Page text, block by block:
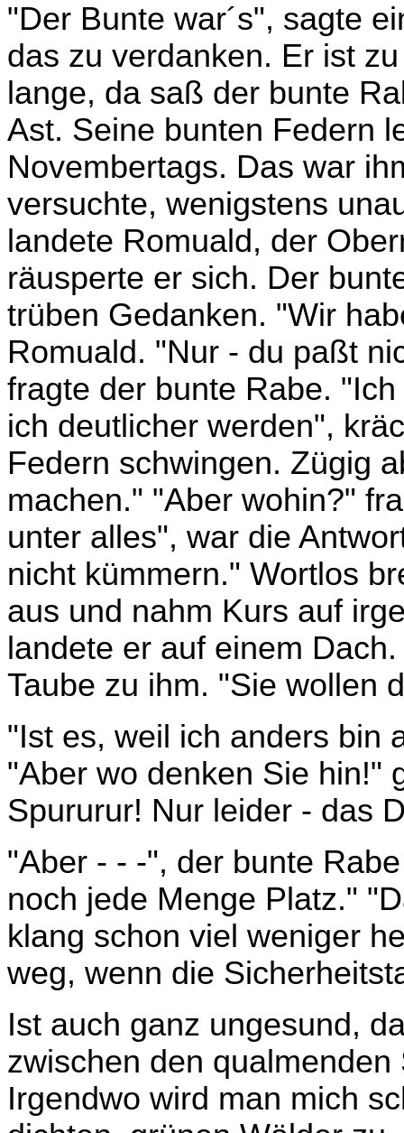
"Der Bunte war´s", sagte
das zu verdanken. Er ist
lange, da saß der bunte
Ast. Seine bunten Federn
Novembertags. Das war
versuchte, wenigstens
landete Romuald, der
räusperte er sich. Der
trüben Gedanken. "Wir
Romuald. "Nur - du paßt
fragte der bunte Rabe.
ich deutlicher werden",
Federn schwingen. Zügig
machen." "Aber wohin?"
unter alles", war die
nicht kümmern." Wortlos
aus und nahm Kurs auf
landete er auf einem
Taube zu ihm. "Sie wollen
"Ist es, weil ich anders bin
"Aber wo denken Sie hin!"
Spururur! Nur leider - das
"Aber - - -", der bunte
noch jede Menge Platz."
klang schon viel weniger
weg, wenn die
Ist auch ganz ungesund,
zwischen den
Irgendwo wird man mich